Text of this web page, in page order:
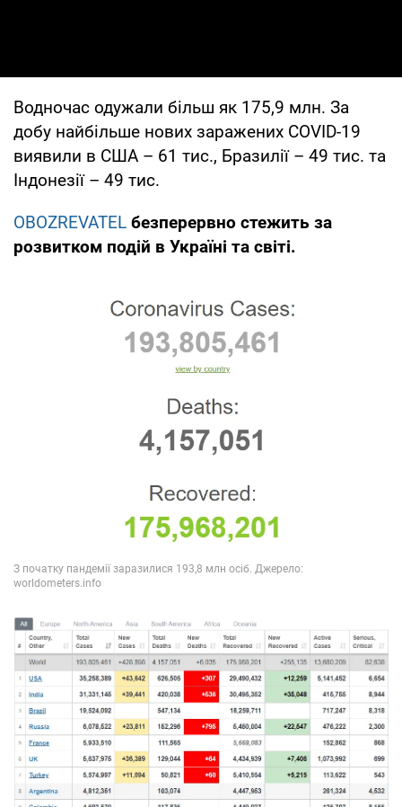
Водночас одужали більш як 175,9 млн. За
добу найбільше нових заражених COVID-19
виявили в США – 61 тис., Бразилії – 49 тис. та
Індонезії – 49 тис.
OBOZREVATEL безперервно стежить за
розвитком подій в Україні та світі.